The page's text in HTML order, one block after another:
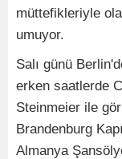
müttefikleriyle
umuyor.
Salı günü
erken saatlerde
Steinmeier ile
Brandenburg
Almanya